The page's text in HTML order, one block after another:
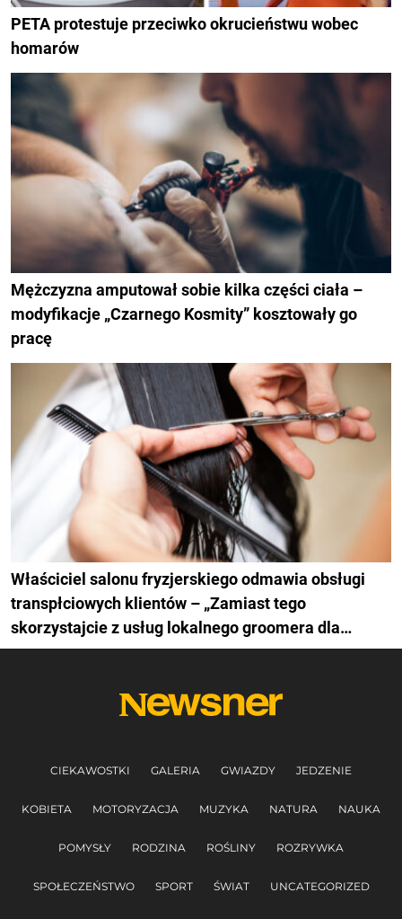
PETA protestuje przeciwko okrucieństwu wobec
homarów
Mężczyzna amputował sobie kilka części ciała –
modyfikacje „Czarnego Kosmity” kosztowały go
pracę
Właściciel salonu fryzjerskiego odmawia obsługi
transpłciowych klientów – „Zamiast tego
skorzystajcie z usług lokalnego groomera dla
zwierząt”
CIEKAWOSTKI GALERIA GWIAZDY JEDZENIE
KOBIETA MOTORYZACJA MUZYKA NATURA NAUKA
POMYSŁY RODZINA ROŚLINY ROZRYWKA
SPOŁECZEŃSTWO SPORT ŚWIAT UNCATEGORIZED